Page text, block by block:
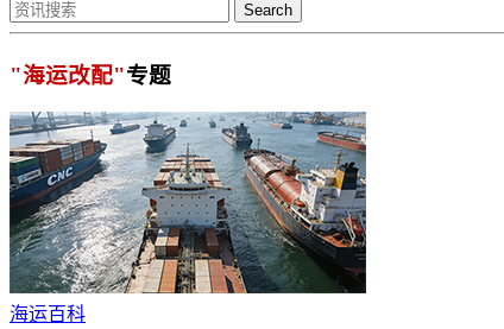
Search
"海运改配"专题
海运百科